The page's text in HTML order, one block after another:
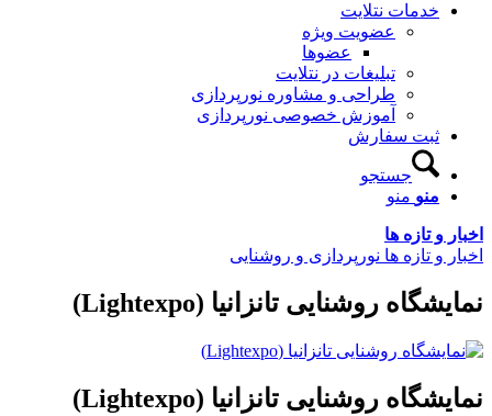
خدمات نتلایت
عضویت ویژه
عضوها
تبلیغات در نتلایت
طراحی و مشاوره نورپردازی
آموزش خصوصی نورپردازی
ثبت سفارش
جستجو
منو منو
اخبار و تازه ها
اخبار و تازه ها نورپردازی و روشنایی
نمایشگاه روشنایی تانزانیا (Lightexpo)
نمایشگاه روشنایی تانزانیا (Lightexpo)